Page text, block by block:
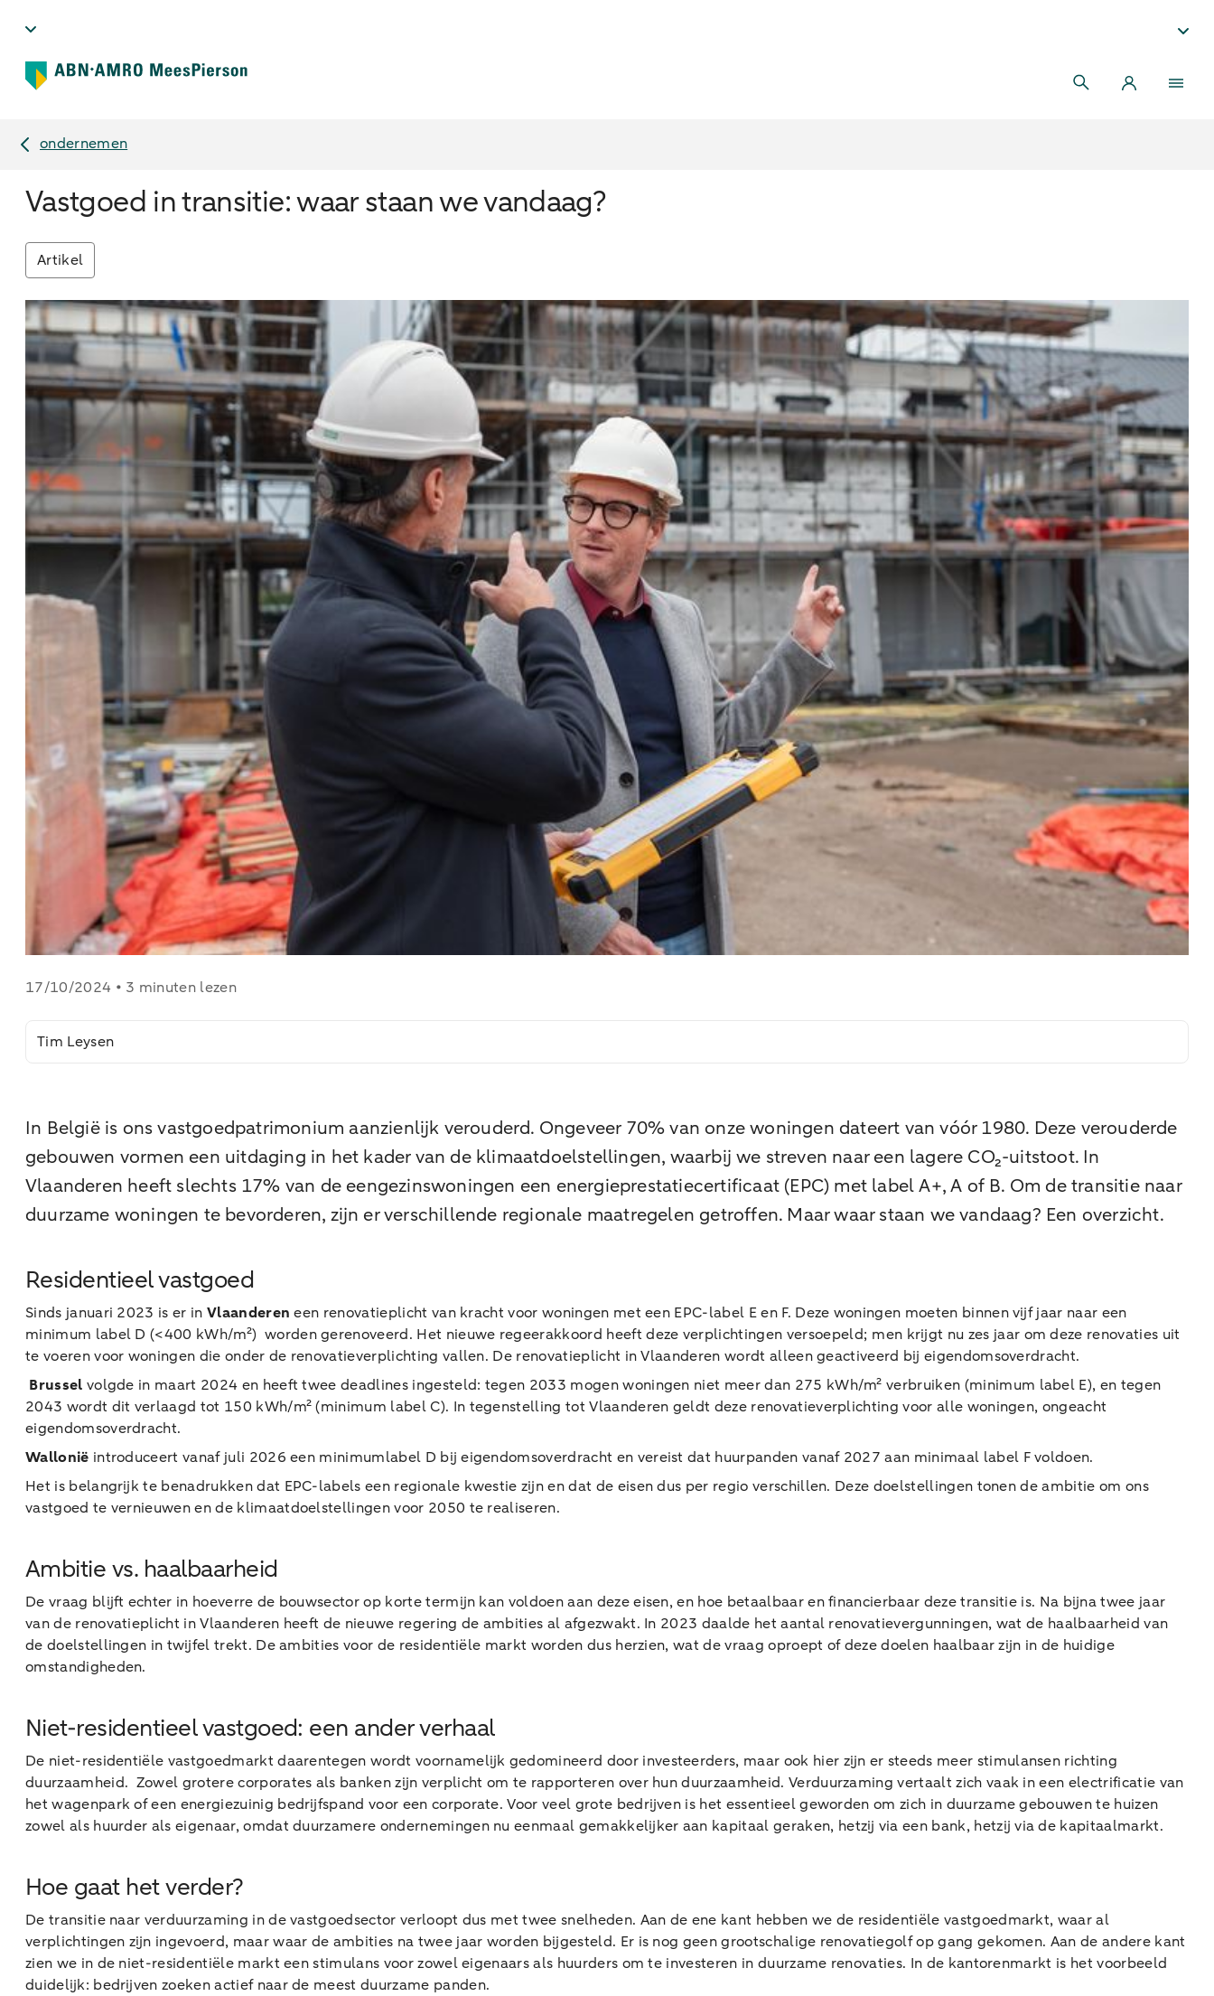
ondernemen
Vastgoed in transitie: waar staan we vandaag?
Artikel
17/10/2024 • 3 minuten lezen
Tim Leysen
In België is ons vastgoedpatrimonium aanzienlijk verouderd. Ongeveer 70% van onze woningen dateert van vóór 1980. Deze verouderde
gebouwen vormen een uitdaging in het kader van de klimaatdoelstellingen, waarbij we streven naar een lagere CO₂-uitstoot. In
Vlaanderen heeft slechts 17% van de eengezinswoningen een energieprestatiecertificaat (EPC) met label A+, A of B. Om de transitie naar
duurzame woningen te bevorderen, zijn er verschillende regionale maatregelen getroffen. Maar waar staan we vandaag? Een overzicht.
Residentieel vastgoed
Sinds januari 2023 is er in Vlaanderen een renovatieplicht van kracht voor woningen met een EPC-label E en F. Deze woningen moeten binnen vijf jaar naar een
minimum label D (<400 kWh/m²) worden gerenoveerd. Het nieuwe regeerakkoord heeft deze verplichtingen versoepeld; men krijgt nu zes jaar om deze renovaties uit
te voeren voor woningen die onder de renovatieverplichting vallen. De renovatieplicht in Vlaanderen wordt alleen geactiveerd bij eigendomsoverdracht.
Brussel volgde in maart 2024 en heeft twee deadlines ingesteld: tegen 2033 mogen woningen niet meer dan 275 kWh/m² verbruiken (minimum label E), en tegen
2043 wordt dit verlaagd tot 150 kWh/m² (minimum label C). In tegenstelling tot Vlaanderen geldt deze renovatieverplichting voor alle woningen, ongeacht
eigendomsoverdracht.
Wallonië introduceert vanaf juli 2026 een minimumlabel D bij eigendomsoverdracht en vereist dat huurpanden vanaf 2027 aan minimaal label F voldoen.
Het is belangrijk te benadrukken dat EPC-labels een regionale kwestie zijn en dat de eisen dus per regio verschillen. Deze doelstellingen tonen de ambitie om ons
vastgoed te vernieuwen en de klimaatdoelstellingen voor 2050 te realiseren.
Ambitie vs. haalbaarheid
De vraag blijft echter in hoeverre de bouwsector op korte termijn kan voldoen aan deze eisen, en hoe betaalbaar en financierbaar deze transitie is. Na bijna twee jaar
van de renovatieplicht in Vlaanderen heeft de nieuwe regering de ambities al afgezwakt. In 2023 daalde het aantal renovatievergunningen, wat de haalbaarheid van
de doelstellingen in twijfel trekt. De ambities voor de residentiële markt worden dus herzien, wat de vraag oproept of deze doelen haalbaar zijn in de huidige
omstandigheden.
Niet-residentieel vastgoed: een ander verhaal
De niet-residentiële vastgoedmarkt daarentegen wordt voornamelijk gedomineerd door investeerders, maar ook hier zijn er steeds meer stimulansen richting
duurzaamheid. Zowel grotere corporates als banken zijn verplicht om te rapporteren over hun duurzaamheid. Verduurzaming vertaalt zich vaak in een electrificatie van
het wagenpark of een energiezuinig bedrijfspand voor een corporate. Voor veel grote bedrijven is het essentieel geworden om zich in duurzame gebouwen te huizen
zowel als huurder als eigenaar, omdat duurzamere ondernemingen nu eenmaal gemakkelijker aan kapitaal geraken, hetzij via een bank, hetzij via de kapitaalmarkt.
Hoe gaat het verder?
De transitie naar verduurzaming in de vastgoedsector verloopt dus met twee snelheden. Aan de ene kant hebben we de residentiële vastgoedmarkt, waar al
verplichtingen zijn ingevoerd, maar waar de ambities na twee jaar worden bijgesteld. Er is nog geen grootschalige renovatiegolf op gang gekomen. Aan de andere kant
zien we in de niet-residentiële markt een stimulans voor zowel eigenaars als huurders om te investeren in duurzame renovaties. In de kantorenmarkt is het voorbeeld
duidelijk: bedrijven zoeken actief naar de meest duurzame panden.